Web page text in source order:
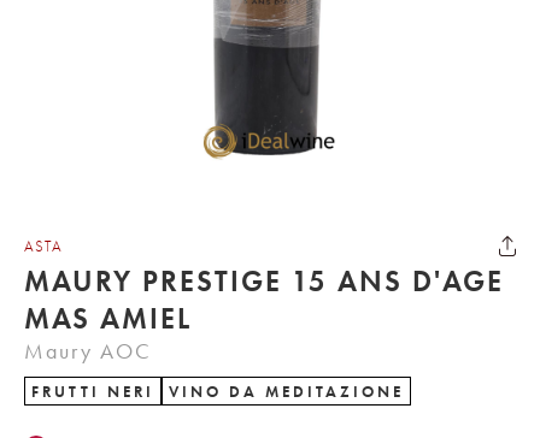
ASTA
MAURY PRESTIGE 15 ANS D'AGE
MAS AMIEL
Maury AOC
FRUTTI NERI VINO DA MEDITAZIONE